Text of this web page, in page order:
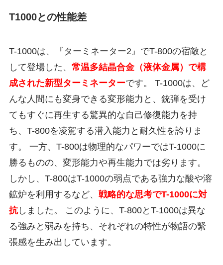
T1000との性能差
T-1000は、『ターミネーター2』でT-800の宿敵と
して登場した、 常温多結晶合金（液体金属）で構
成された新型ターミネーターです。 T-1000は、ど
んな人間にも変身できる変形能力と、銃弾を受け
てもすぐに再生する驚異的な自己修復能力を持
ち、T-800を凌駕する潜入能力と耐久性を誇りま
す。 一方、T-800は物理的なパワーではT-1000に
勝るものの、変形能力や再生能力では劣ります。
しかし、T-800はT-1000の弱点である強力な酸や溶
鉱炉を利用するなど、 戦略的な思考でT-1000に対
抗しました。 このように、T-800とT-1000は異な
る強みと弱みを持ち、それぞれの特性が物語の緊
張感を生み出しています。